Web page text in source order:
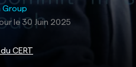
Group
le 30 Juin 2025
CERT